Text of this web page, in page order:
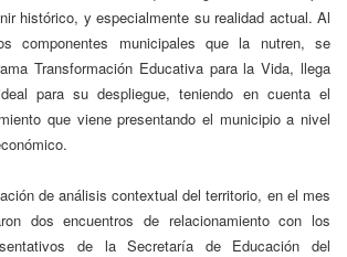
histórico, y especialmente su realidad actual. Al
componentes municipales que la nutren, se
Transformación Educativa para la Vida, llega
para su despliegue, teniendo en cuenta el
que viene presentando el municipio a nivel
de análisis contextual del territorio, en el mes
dos encuentros de relacionamiento con los
de la Secretaría de Educación del